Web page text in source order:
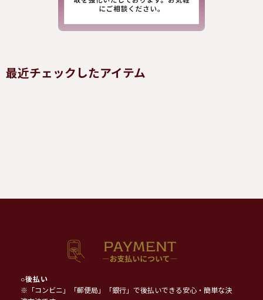
最近チェックしたアイテム
○後払い
※「コンビニ」「郵便局」「銀行」で後払いできる安心・簡単な決